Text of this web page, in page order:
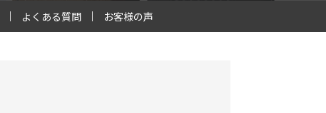
よくある質問 お客様の声